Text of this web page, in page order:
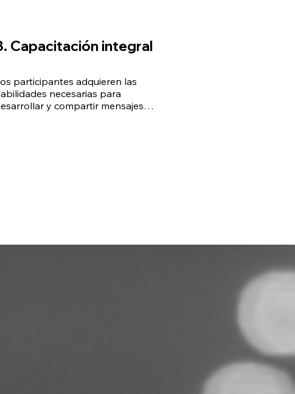
Capacitación integral
participantes adquieren las
necesarias para
y compartir mensajes